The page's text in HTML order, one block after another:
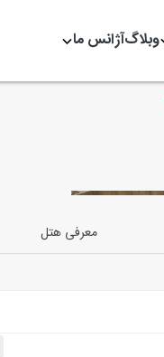
وبلاگآژانس ما
معرفی هتل